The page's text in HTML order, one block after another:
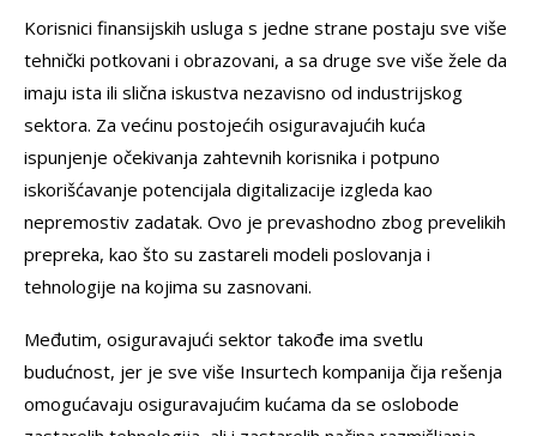
Korisnici finansijskih usluga s jedne strane postaju sve više
tehnički potkovani i obrazovani, a sa druge sve više žele da
imaju ista ili slična iskustva nezavisno od industrijskog
sektora. Za većinu postojećih osiguravajućih kuća
ispunjenje očekivanja zahtevnih korisnika i potpuno
iskorišćavanje potencijala digitalizacije izgleda kao
nepremostiv zadatak. Ovo je prevashodno zbog prevelikih
prepreka, kao što su zastareli modeli poslovanja i
tehnologije na kojima su zasnovani.
Međutim, osiguravajući sektor takođe ima svetlu
budućnost, jer je sve više Insurtech kompanija čija rešenja
omogućavaju osiguravajućim kućama da se oslobode